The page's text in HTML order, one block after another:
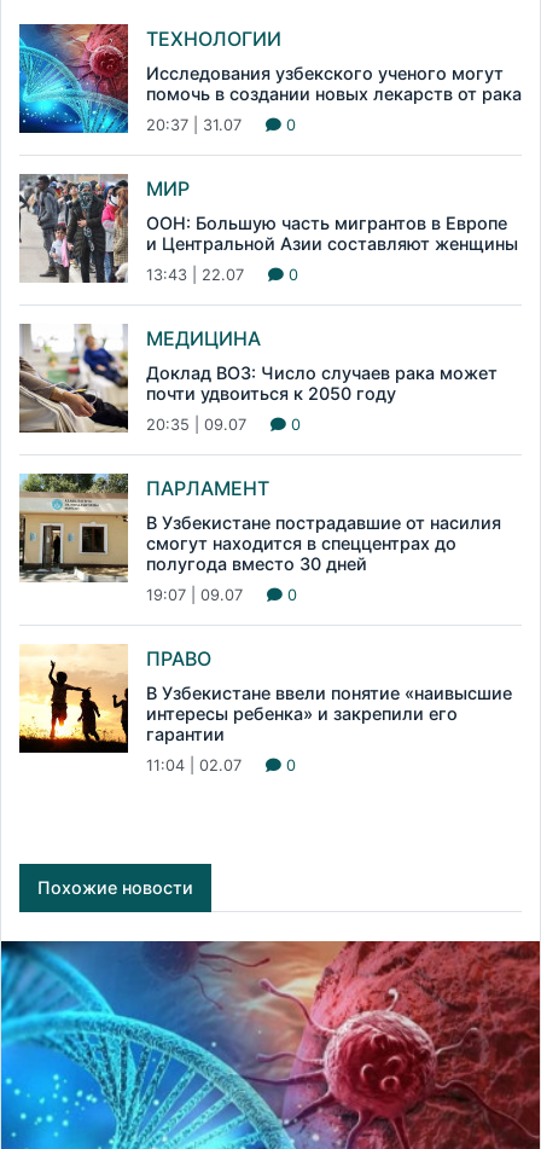
ТЕХНОЛОГИИ
Исследования узбекского ученого могут
помочь в создании новых лекарств от рака
20:37 | 31.07 0
МИР
ООН: Большую часть мигрантов в Европе
и Центральной Азии составляют женщины
13:43 | 22.07 0
МЕДИЦИНА
Доклад ВОЗ: Число случаев рака может
почти удвоиться к 2050 году
20:35 | 09.07 0
ПАРЛАМЕНТ
В Узбекистане пострадавшие от насилия
смогут находится в спеццентрах до
полугода вместо 30 дней
19:07 | 09.07 0
ПРАВО
В Узбекистане ввели понятие «наивысшие
интересы ребенка» и закрепили его
гарантии
11:04 | 02.07 0
Похожие новости